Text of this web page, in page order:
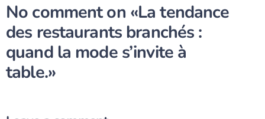
No comment on «La tendance
des restaurants branchés :
quand la mode s’invite à
table.»